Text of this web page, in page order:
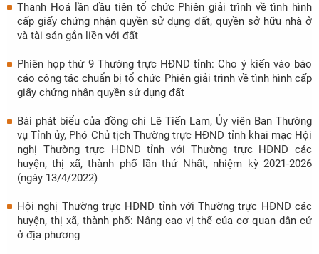
Thanh Hoá lần đầu tiên tổ chức Phiên giải trình về tình hình
cấp giấy chứng nhận quyền sử dụng đất, quyền sở hữu nhà ở
và tài sản gắn liền với đất
Phiên họp thứ 9 Thường trực HĐND tỉnh: Cho ý kiến vào báo
cáo công tác chuẩn bị tổ chức Phiên giải trình về tình hình cấp
giấy chứng nhận quyền sử dụng đất
Bài phát biểu của đồng chí Lê Tiến Lam, Ủy viên Ban Thường
vụ Tỉnh ủy, Phó Chủ tịch Thường trực HĐND tỉnh khai mạc Hội
nghị Thường trực HĐND tỉnh với Thường trực HĐND các
huyện, thị xã, thành phố lần thứ Nhất, nhiệm kỳ 2021-2026
(ngày 13/4/2022)
Hội nghị Thường trực HĐND tỉnh với Thường trực HĐND các
huyện, thị xã, thành phố: Nâng cao vị thế của cơ quan dân cử
ở địa phương